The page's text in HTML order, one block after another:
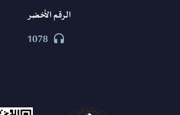
الرقم الأخضر


1078